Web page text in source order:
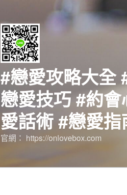
#戀愛攻略大全
戀愛技巧 #約
愛話術 #戀愛指
官網： https://onlovebox.com